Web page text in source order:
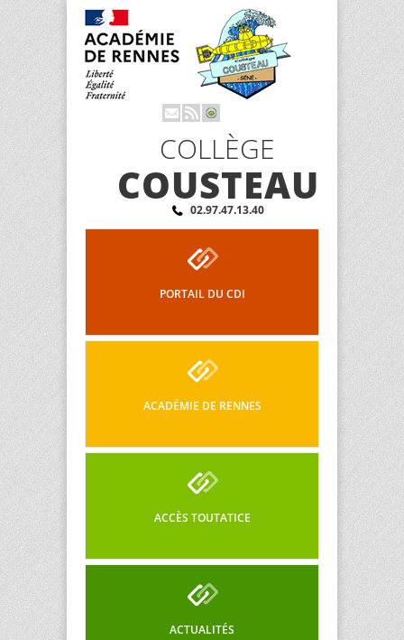
COLLÈGE
COUSTEAU
02.97.47.13.40
PORTAIL DU CDI
ACADÉMIE DE RENNES
ACCÈS TOUTATICE
ACTUALITÉS